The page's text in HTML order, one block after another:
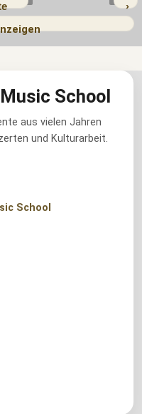
›
School
aus vielen Jahren
und Kulturarbeit.
School